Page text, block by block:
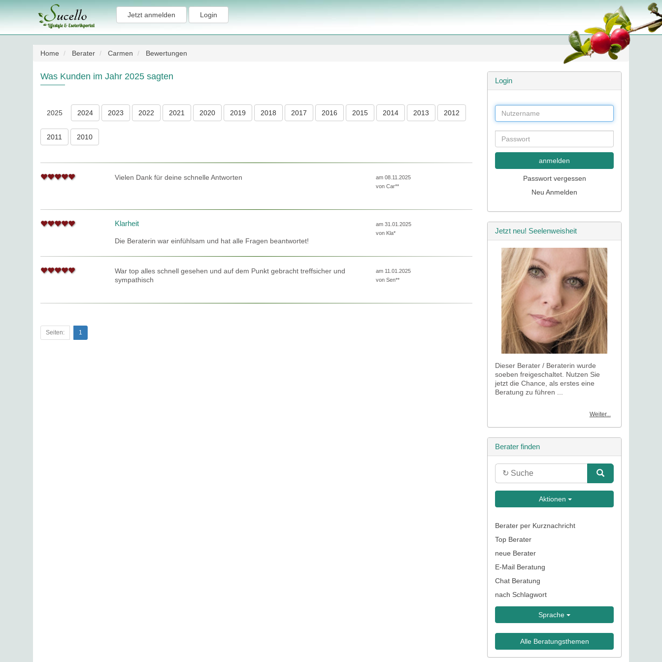
Jetzt anmelden Login
Home Berater Carmen Bewertungen
Was Kunden im Jahr 2025 sagten
2025 2024 2023 2022 2021 2020 2019 2018 2017 2016 2015 2014 2013 2012
2011 2010
Vielen Dank für deine schnelle Antworten
am 08.11.2025
von Car**
Klarheit
Die Beraterin war einfühlsam und hat alle Fragen beantwortet!
am 31.01.2025
von Kla*
War top alles schnell gesehen und auf dem Punkt gebracht treffsicher und
sympathisch
am 11.01.2025
von Sen**
Seiten: 1
Login
anmelden
Passwort vergessen
Neu Anmelden
Jetzt neu! Seelenweisheit
Dieser Berater / Beraterin wurde
soeben freigeschaltet. Nutzen Sie
jetzt die Chance, als erstes eine
Beratung zu führen ...
Weiter...
Berater finden
Aktionen
Berater per Kurznachricht
Top Berater
neue Berater
E-Mail Beratung
Chat Beratung
nach Schlagwort
Sprache
Alle Beratungsthemen